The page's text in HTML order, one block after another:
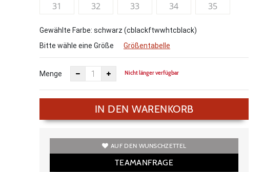
31
32 33 34 35
Gewählte Farbe: schwarz (cblackftwwhtcblack)
Bitte wähle eine Größe
Größentabelle
Menge Nicht länger verfügbar
IN DEN WARENKORB
AUF DEN WUNSCHZETTEL
TEAMANFRAGE